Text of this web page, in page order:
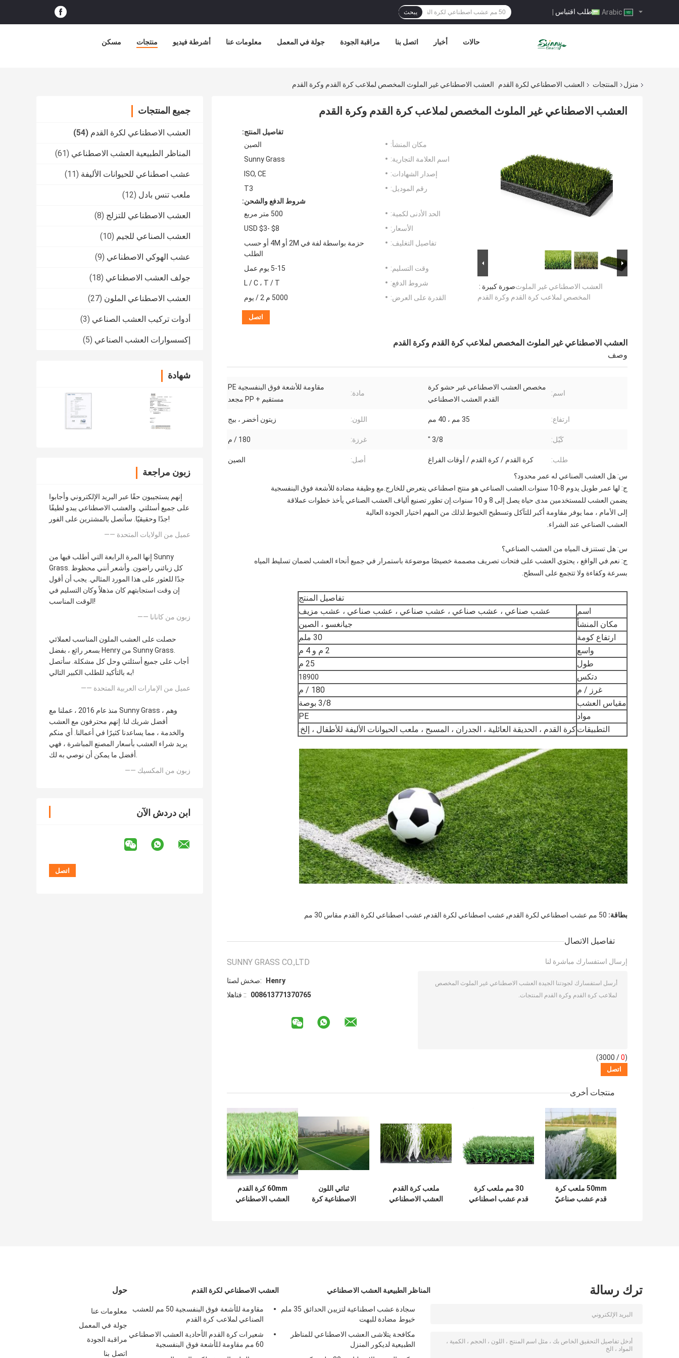
طلب اقتباس | يبحث
مسكن منتجات أشرطة فيديو معلومات عنا جولة في المعمل مراقبة الجودة اتصل بنا أخبار حالات
منزل المنتجات العشب الاصطناعي لكرة القدم العشب الاصطناعي غير الملوث المخصص لملاعب كرة القدم وكرة القدم
جميع المنتجات
العشب الاصطناعي لكرة القدم (54)
المناظر الطبيعية العشب الاصطناعي (61)
عشب اصطناعي للحيوانات الأليفة (11)
ملعب تنس بادل (12)
العشب الاصطناعي للتزلج (8)
العشب الصناعي للجيم (10)
عشب الهوكي الاصطناعي (9)
جولف العشب الاصطناعي (18)
العشب الاصطناعي الملون (27)
أدوات تركيب العشب الصناعي (3)
إكسسوارات العشب الصناعي (5)
شهادة
زبون مراجعة
إنهم يستجيبون حقًا عبر البريد الإلكتروني وأجابوا
على جميع أسئلتي. والعشب الاصطناعي يبدو لطيفًا
جدًا وحقيقيًا. سأتصل بالمشترين على الفور!
—— عميل من الولايات المتحدة
إنها المرة الرابعة التي أطلب فيها من Sunny
Grass. كل زبائني راضون. وأشعر أنني محظوظ
جدًا للعثور على هذا المورد المثالي. يجب أن أقول
إن وقت استجابتهم كان مذهلاً وكان التسليم في
الوقت المناسب!
—— زبون من كانانا
حصلت على العشب الملون المناسب لعملائي
بسعر رائع ، بفضل Henry من Sunny Grass.
أجاب على جميع أسئلتي وحل كل مشكلة. سأتصل
به بالتأكيد للطلب الكبير التالي!
—— عميل من الإمارات العربية المتحدة
منذ عام 2016 ، عملنا مع Sunny Grass ، وهم
أفضل شريك لنا. إنهم محترفون مع العشب
والخدمة ، مما يساعدنا كثيرًا في أعمالنا. أي منكم
يريد شراء العشب بأسعار المصنع المباشرة ، فهي
أفضل ما يمكن أن نوصي به لك.
—— زبون من المكسيك
ابن دردش الآن
العشب الاصطناعي غير الملوث المخصص لملاعب كرة القدم وكرة القدم
صورة كبيرة :العشب الاصطناعي غير الملوث
المخصص لملاعب كرة القدم وكرة القدم
تفاصيل المنتج:
مكان المنشأ:
الصين
اسم العلامة التجارية:
Sunny Grass
إصدار الشهادات:
ISO, CE
رقم الموديل:
T3
شروط الدفع والشحن:
الحد الأدنى لكمية:
500 متر مربع
الأسعار:
USD $3- $8
تفاصيل التغليف:
حزمة بواسطة لفة في 2M أو 4M أو حسب
الطلب
وقت التسليم:
5-15 يوم عمل
شروط الدفع:
L / C ، T / T
القدرة على العرض:
5000 م 2 / يوم
اتصل
العشب الاصطناعي غير الملوث المخصص لملاعب كرة القدم وكرة القدم
وصف
اسم:
مخصص العشب الاصطناعي غير حشو كرة
القدم العشب الاصطناعي
مادة:
مقاومة للأشعة فوق البنفسجية PE
مستقيم + PP مجعد
ارتفاع: 35 مم ، 40 مم اللون: زيتون أخضر ، بيج
كَيّل: 3/8 " غرزة: 180 / م
طلب: كرة القدم / كرة القدم / أوقات الفراغ أصل:
الصين
س: هل العشب الصناعي له عمر محدود؟
ج: لها عمر طويل يدوم 8-10 سنوات.العشب الصناعي هو منتج اصطناعي يتعرض للخارج.مع وظيفة مضادة للأشعة فوق البنفسجية
يضمن العشب للمستخدمين مدى حياة يصل إلى 8 و 10 سنوات.إن تطور تصنيع ألياف العشب الصناعي يأخذ خطوات عملاقة
إلى الأمام ، مما يوفر مقاومة أكبر للتآكل وتسطيح الخيوط.لذلك من المهم اختيار الجودة العالية
العشب الصناعي عند الشراء.
س: هل تستنزف المياه من العشب الصناعي؟
ج: نعم.في الواقع ، يحتوي العشب على فتحات تصريف مصممة خصيصًا موضوعة باستمرار في جميع أنحاء العشب لضمان تسليط المياه
بسرعة وكفاءة ولا تتجمع على السطح.
تفاصيل المنتج
اسم
عشب صناعي ، عشب صناعي ، عشب صناعي ، عشب صناعي ، عشب مزيف
مكان المنشأ
جيانغسو ، الصين
ارتفاع كومة
30 ملم
واسع
2 م و 4 م
طول
25 م
دتكس
18900
غرز / م
180 / م
مقياس العشب
3/8 بوصة
مواد
PE
التطبيقاتكرة القدم ، الحديقة العائلية ، الجدران ، المسبح ، ملعب الحيوانات الأليفة للأطفال ، إلخ.
بطاقة: 50 مم عشب اصطناعي لكرة القدم , عشب اصطناعي لكرة القدم, عشب اصطناعي لكرة القدم مقاس 30 مم
تفاصيل الاتصال
SUNNY GRASS CO.,LTD
اتصل شخص:
Henry
الهاتف ::
008613771370765
إرسال استفسارك مباشرة لنا
(
0
/ 3000)
منتجات أخرى
50mm ملعب كرة
قدم عشب صناعيّ
30 مم ملعب كرة
قدم عشب اصطناعي
ملعب كرة القدم
العشب الاصطناعي
ثنائي اللون
الاصطناعية كرة
60mm كرة القدم
العشب الاصطناعي
حول
معلومات عنا
جولة في المعمل
مراقبة الجودة
اتصل بنا
العشب الاصطناعي لكرة القدم
مقاومة للأشعة فوق البنفسجية 50 مم للعشب
الصناعي لملاعب كرة القدم
شعيرات كرة القدم الأحادية العشب الاصطناعي
60 مم مقاومة للأشعة فوق البنفسجية
المناظر الطبيعية العشب الاصطناعي
سجادة عشب اصطناعية لتزيين الحدائق 35 ملم
خيوط مضادة للبهت
مكافحة يتلاشى العشب الاصطناعي للمناظر
الطبيعية لديكور المنزل
ترك رسالة